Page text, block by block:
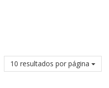
10 resultados por página